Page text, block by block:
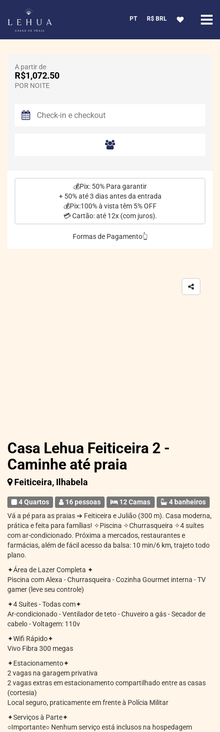
PT R$ BRL
Casa Lehua Feiticeira 2 -
Caminhe até praia
Feiticeira, Ilhabela
4 Quartos 16 pessoas 12 Camas
4 banheiros
Vá a pé para as praias ➔ Feiticeira e Julião (300 m). Casa moderna,
prática e feita para famílias! ✧Piscina ✧Churrasqueira ✧4 suítes
com ar-condicionado. Próxima a mercados, restaurantes e
farmácias, além de fácil acesso da balsa: 10 min/6 km, trajeto todo
plano.
✦Área de Lazer Completa ✦
Piscina com Alexa - Churrasqueira - Cozinha Gourmet interna - TV
gamer (leve seu controle)
✦4 Suítes - Todas com✦
Ar-condicionado - Ventilador de teto - Chuveiro a gás - Secador de
cabelo - Voltagem: 110v
✦Wifi Rápido✦
Vivo Fibra 300 megas
✦Estacionamento✦
2 vagas na garagem privativa
2 vagas extras em estacionamento compartilhado entre as casas
(cortesia)
Local seguro, praticamente em frente à Polícia Militar
✦Serviços à Parte✦
○Importante○ Nenhum serviço está inclusos na hospedagem
A partir de
R$1,072.50
POR NOITE
💰Pix: 50% Para garantir
+ 50% até 3 dias antes da entrada
💰Pix:100% à vista têm 5% OFF
💳 Cartão: até 12x (com juros).
Formas de Pagamento👆